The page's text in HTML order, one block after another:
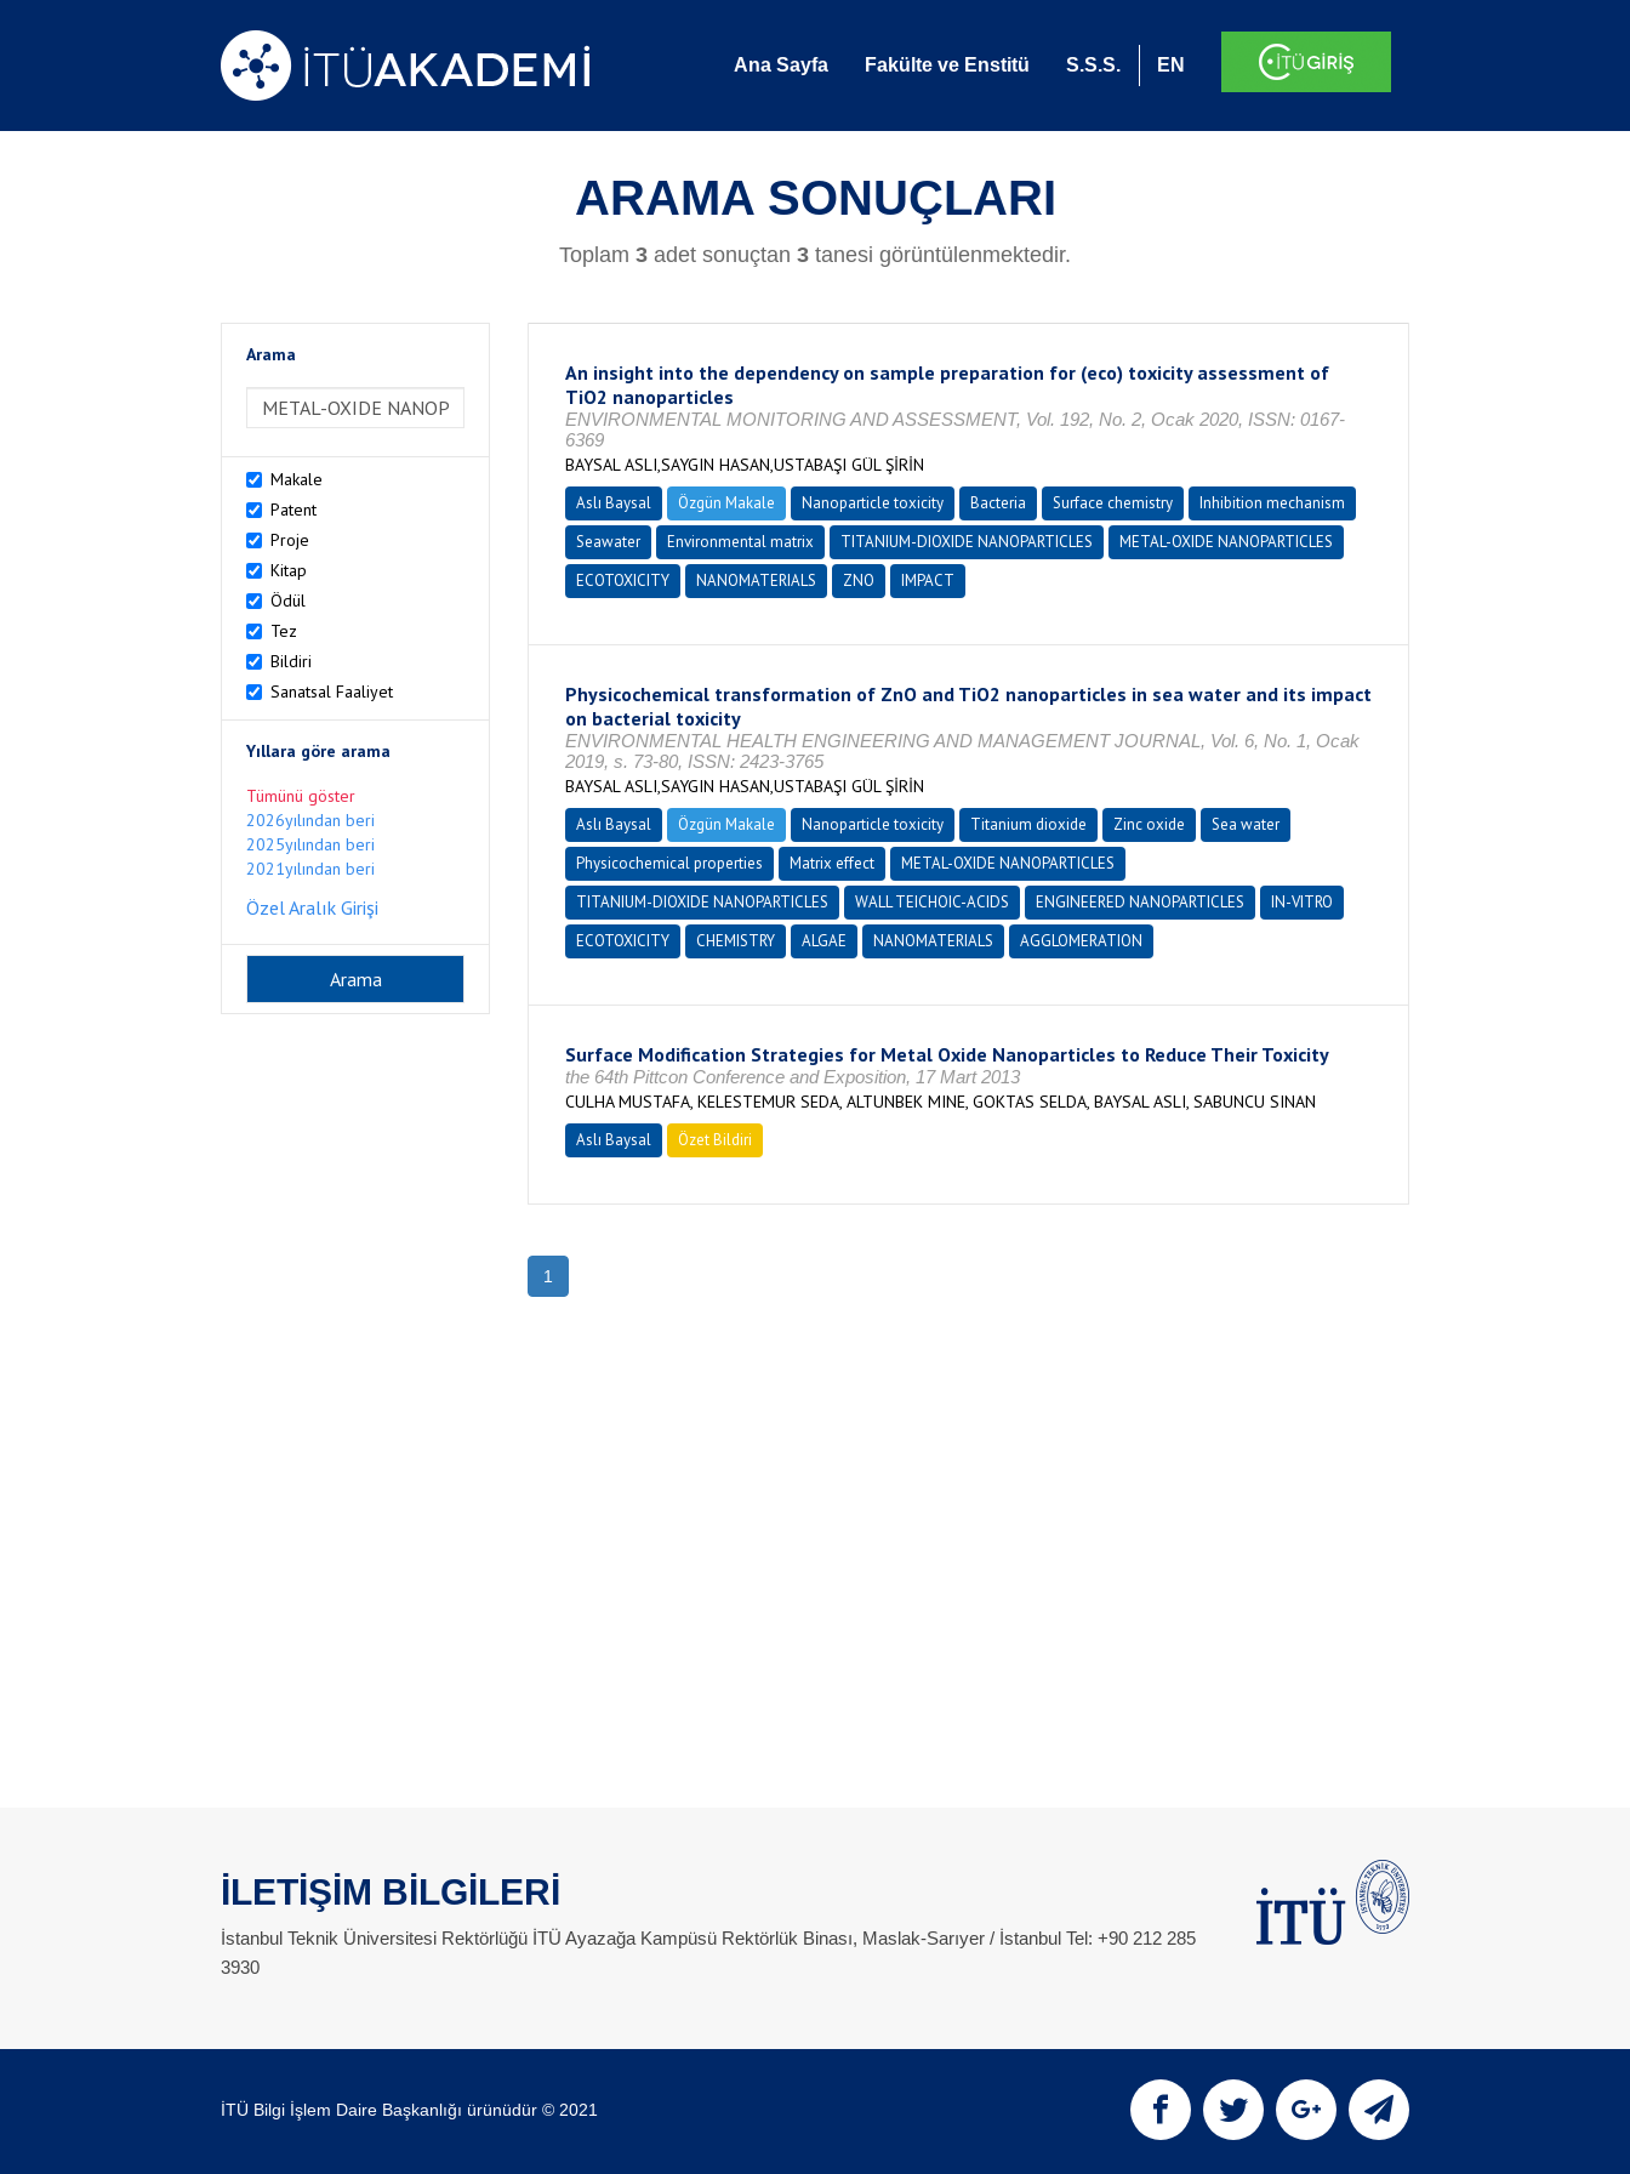
Ana Sayfa Fakülte ve Enstitü S.S.S. EN
ARAMA SONUÇLARI
Toplam 3 adet sonuçtan 3 tanesi görüntülenmektedir.
Arama
>Arama
Makale
Patent
Proje
Kitap
Ödül
Tez
Bildiri
Sanatsal Faaliyet
Yıllara göre arama
Tümünü göster
2026yılından beri
2025yılından beri
2021yılından beri
Özel Aralık Girişi
An insight into the dependency on sample preparation for (eco) toxicity assessment of
TiO2 nanoparticles
ENVIRONMENTAL MONITORING AND ASSESSMENT, Vol. 192, No. 2, Ocak 2020, ISSN: 0167-
6369
BAYSAL ASLI,SAYGIN HASAN,USTABAŞI GÜL ŞİRİN
Aslı Baysal Özgün Makale Nanoparticle toxicity Bacteria Surface chemistry
Inhibition mechanism
Seawater
Environmental matrix TITANIUM-DIOXIDE NANOPARTICLES
METAL-OXIDE NANOPARTICLES
ECOTOXICITY
NANOMATERIALS ZNO IMPACT
Physicochemical transformation of ZnO and TiO2 nanoparticles in sea water and its impact
on bacterial toxicity
ENVIRONMENTAL HEALTH ENGINEERING AND MANAGEMENT JOURNAL, Vol. 6, No. 1, Ocak
2019, s. 73-80, ISSN: 2423-3765
BAYSAL ASLI,SAYGIN HASAN,USTABAŞI GÜL ŞİRİN
Aslı Baysal Özgün Makale Nanoparticle toxicity Titanium dioxide Zinc oxide
Sea water
Physicochemical properties
Matrix effect
METAL-OXIDE NANOPARTICLES
TITANIUM-DIOXIDE NANOPARTICLES
WALL TEICHOIC-ACIDS ENGINEERED NANOPARTICLES
IN-VITRO
ECOTOXICITY
CHEMISTRY ALGAE NANOMATERIALS AGGLOMERATION
Surface Modification Strategies for Metal Oxide Nanoparticles to Reduce Their Toxicity
the 64th Pittcon Conference and Exposition, 17 Mart 2013
CULHA MUSTAFA, KELESTEMUR SEDA, ALTUNBEK MINE, GOKTAS SELDA, BAYSAL ASLI, SABUNCU SINAN
Aslı Baysal Özet Bildiri
1
İLETİŞİM BİLGİLERİ
İstanbul Teknik Üniversitesi Rektörlüğü İTÜ Ayazağa Kampüsü Rektörlük Binası, Maslak-Sarıyer / İstanbul Tel: +90 212 285
3930
İTÜ Bilgi İşlem Daire Başkanlığı ürünüdür © 2021